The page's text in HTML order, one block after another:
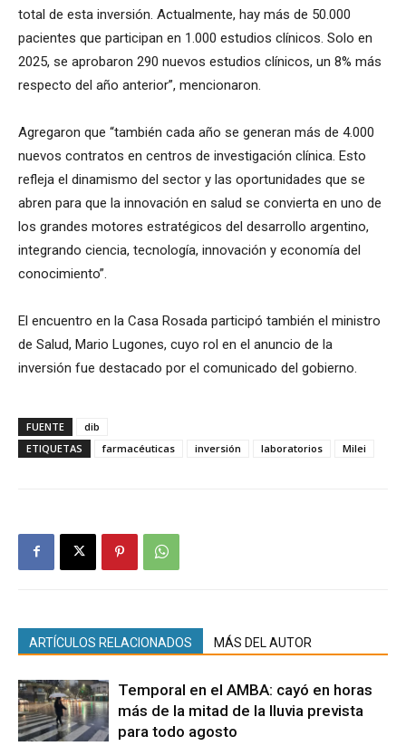
total de esta inversión. Actualmente, hay más de 50.000
pacientes que participan en 1.000 estudios clínicos. Solo en
2025, se aprobaron 290 nuevos estudios clínicos, un 8% más
respecto del año anterior”, mencionaron.
Agregaron que “también cada año se generan más de 4.000
nuevos contratos en centros de investigación clínica. Esto
refleja el dinamismo del sector y las oportunidades que se
abren para que la innovación en salud se convierta en uno de
los grandes motores estratégicos del desarrollo argentino,
integrando ciencia, tecnología, innovación y economía del
conocimiento”.
El encuentro en la Casa Rosada participó también el ministro
de Salud, Mario Lugones, cuyo rol en el anuncio de la
inversión fue destacado por el comunicado del gobierno.
FUENTE
dib
ETIQUETAS
farmacéuticas inversión laboratorios Milei
ARTÍCULOS RELACIONADOS MÁS DEL AUTOR
Temporal en el AMBA: cayó en horas
más de la mitad de la lluvia prevista
para todo agosto